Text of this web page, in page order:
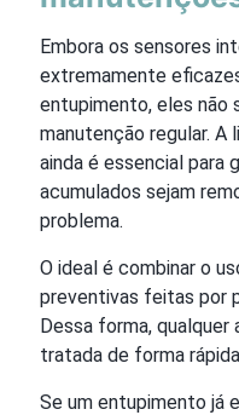
Embora os sensores
extremamente
entupimento, eles não
manutenção regular. A
ainda é essencial para
acumulados sejam
problema.
O ideal é combinar o
preventivas feitas por
Dessa forma,
tratada de forma
Se um entupimento já